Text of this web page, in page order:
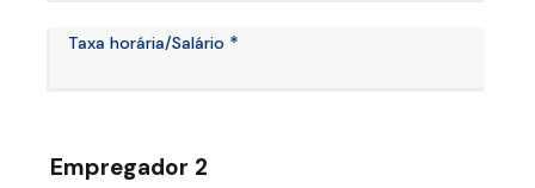
Taxa horária/Salário *
Empregador 2